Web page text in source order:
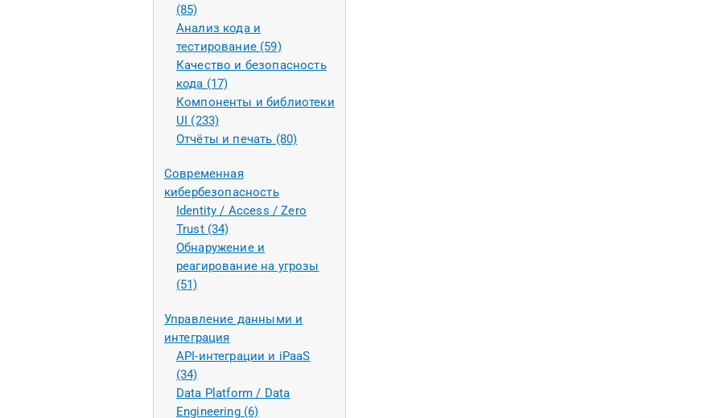
(85)
Анализ кода и
тестирование (59)
Качество и безопасность
кода (17)
Компоненты и библиотеки
UI (233)
Отчёты и печать (80)
Современная
кибербезопасность
Identity / Access / Zero
Trust (34)
Обнаружение и
реагирование на угрозы
(51)
Управление данными и
интеграция
API-интеграции и iPaaS
(34)
Data Platform / Data
Engineering (6)